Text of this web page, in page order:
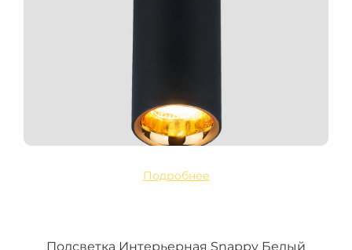
Подробнее
Подсветка Интерьерная Snappy Белый